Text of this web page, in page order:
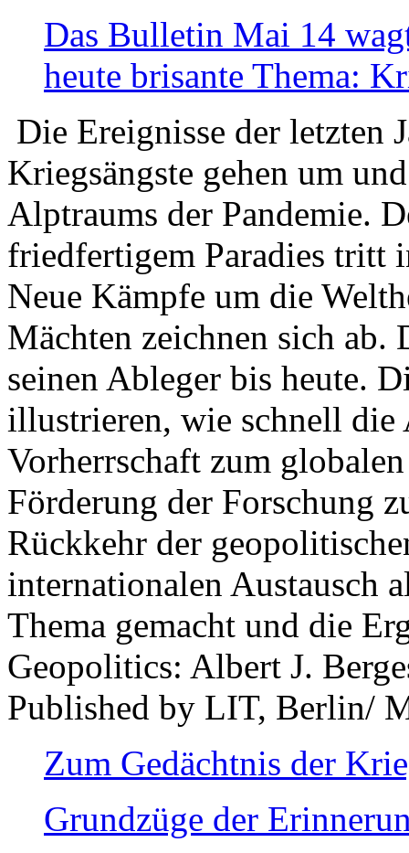
Das Bulletin Mai 14
heute brisante Thema:
Die Ereignisse der letzten
Kriegsängste gehen um
Alptraums der Pandemie.
friedfertigem Paradies tritt
Neue Kämpfe um die
Mächten zeichnen sich
seinen Ableger bis heute.
illustrieren, wie schnell die
Vorherrschaft zum
Förderung der Forschung
Rückkehr der
internationalen Austausch
Thema gemacht und die
Geopolitics: Albert J.
Published by LIT, Berlin/
Zum Gedächtnis der
Grundzüge der